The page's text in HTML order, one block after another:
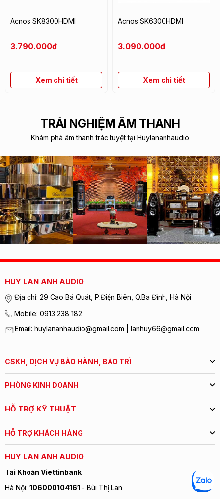
Acnos SK8300HDMI
3.790.000đ
Xem chi tiết
Acnos SK6300HDMI
3.090.000đ
Xem chi tiết
TRẢI NGHIỆM ÂM THANH
Khám phá âm thanh trác tuyệt tại Huylananhaudio
HUY LAN ANH AUDIO
Địa chỉ: 29 Cao Bá Quát, P.Điện Biên, Q.Ba Đình, Hà Nội
Mobile: 0913 238 182
Email: huylananhaudio@gmail.com | lanhuy66@gmail.com
CSKH, DỊCH VỤ BẢO HÀNH, BẢO TRÌ
PHÒNG KINH DOANH
HỖ TRỢ KỸ THUẬT
HỖ TRỢ KHÁCH HÀNG
HUY LAN ANH AUDIO
Tài Khoản Viettinbank
Hà Nội: 106000104161 - Bùi Thị Lan